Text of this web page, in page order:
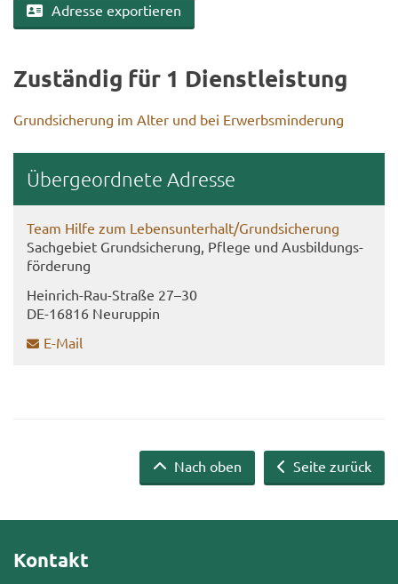
Adres­se ex­por­tie­ren
Zu­stän­dig für 1 Dienst­leis­tung
Grund­si­che­rung im Alter und bei Er­werbs­min­de­rung
Über­ge­ord­ne­te Adres­se
Team Hilfe zum Le­bens­un­ter­halt/Grund­si­che­rung
Sach­ge­biet Grund­si­che­rung, Pfle­ge und Aus­bil­dungs­
för­de­rung
Heinrich-​​Rau-​Straße 27–30
DE-​16816 Neu­rup­pin
E-​Mail
Seite zurück
Nach oben
Kontakt